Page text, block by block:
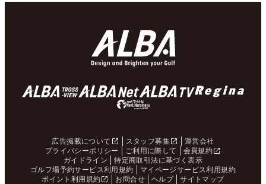
広告掲載について スタッフ募集
運営会社
プライバシーポリシー
ご利用に際して
会員規約
ガイドライン
特定商取引法に基づく表示
ゴルフ場予約サービス利用規約
マイページサービス利用規約
ポイント利用規約
お問合せ ヘルプ サイトマップ